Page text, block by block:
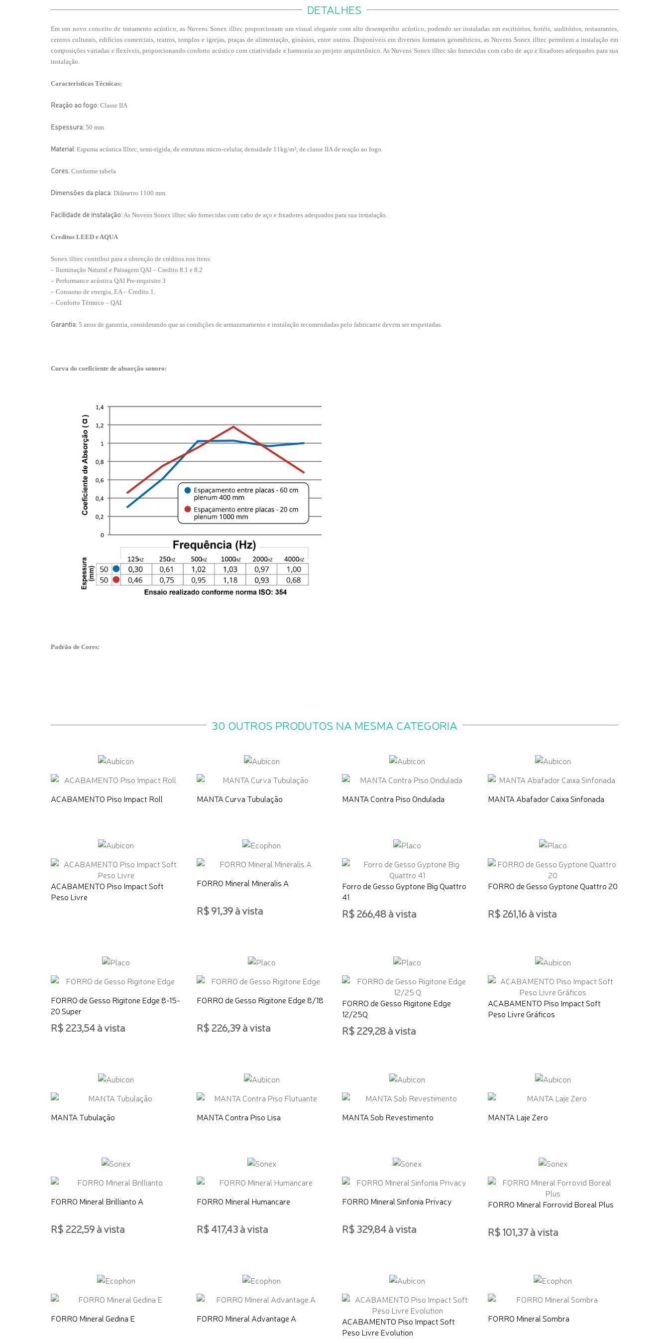
DETALHES
Em um novo conceito de tratamento acústico, as Nuvens Sonex illtec proporcionam um visual elegante com alto desempenho acústico, podendo ser instaladas em escritórios, hotéis, auditórios, restaurantes,
centros culturais, edifícios comerciais, teatros, templos e igrejas, praças de alimentação, ginásios, entre outros. Disponíveis em diversos formatos geométricos, as Nuvens Sonex illtec permitem a instalação em
composições variadas e flexíveis, proporcionando conforto acústico com criatividade e harmonia ao projeto arquitetônico. As Nuvens Sonex illtec são fornecidas com cabo de aço e fixadores adequados para sua
instalação.
Características Técnicas:
Reação ao fogo: Classe IIA
Espessura: 50 mm
Material: Espuma acústica Illtec, semi-rígida, de estrutura micro-celular, densidade 11kg/m³, de classe IIA de reação ao fogo.
Cores: Conforme tabela
Dimensões da placa: Diâmetro 1100 mm.
Facilidade de instalação:As Nuvens Sonex illtec são fornecidas com cabo de aço e fixadores adequados para sua instalação.
Creditos LEED e AQUA
Sonex illtec contribui para a obtenção de créditos nos itens:
– Iluminação Natural e Paisagem QAI – Credito 8.1 e 8.2
– Performance acústica QAI Pre-requisito 3
– Consumo de energia, EA – Credito 1.
– Conforto Térmico – QAI
Garantia: 5 anos de garantia, considerando que as condições de armazenamento e instalação recomendadas pelo fabricante devem ser respeitadas.
Curva do coeficiente de absorção sonoro:
Padrão de Cores:
30 OUTROS PRODUTOS NA MESMA CATEGORIA
ACABAMENTO Piso Impact Roll MANTA Curva Tubulação MANTA Contra Piso Ondulada MANTA Abafador Caixa Sinfonada
ACABAMENTO Piso Impact Soft
Peso Livre
FORRO Mineral Mineralis A
R$ 91,39 à vista
Forro de Gesso Gyptone Big Quattro
41
R$ 266,48 à vista
FORRO de Gesso Gyptone Quattro 20
R$ 261,16 à vista
FORRO de Gesso Rigitone Edge 8-15-
20 Super
R$ 223,54 à vista
FORRO de Gesso Rigitone Edge 8/18
R$ 226,39 à vista
FORRO de Gesso Rigitone Edge
12/25Q
R$ 229,28 à vista
ACABAMENTO Piso Impact Soft
Peso Livre Gráficos
MANTA Tubulação MANTA Contra Piso Lisa MANTA Sob Revestimento MANTA Laje Zero
FORRO Mineral Brillianto A
R$ 222,59 à vista
FORRO Mineral Humancare
R$ 417,43 à vista
FORRO Mineral Sinfonia Privacy
R$ 329,84 à vista
FORRO Mineral Forrovid Boreal Plus
R$ 101,37 à vista
FORRO Mineral Gedina E FORRO Mineral Advantage A
ACABAMENTO Piso Impact Soft
Peso Livre Evolution
FORRO Mineral Sombra